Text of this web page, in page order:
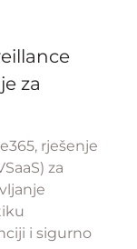
za
rješenje
za
i sigurno